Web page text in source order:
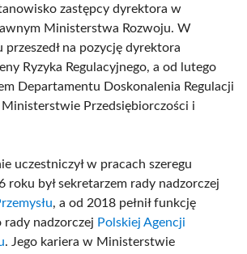
zastępcy dyrektora w
Ministerstwa Rozwoju. W
na pozycję dyrektora
Ryzyka Regulacyjnego, a od lutego
Departamentu Doskonalenia Regulacji
Przedsiębiorczości i
uczestniczył w pracach szeregu
roku był sekretarzem rady nadzorczej
, a od 2018 pełnił funkcję
rady nadzorczej Polskiej Agencji
. Jego kariera w Ministerstwie